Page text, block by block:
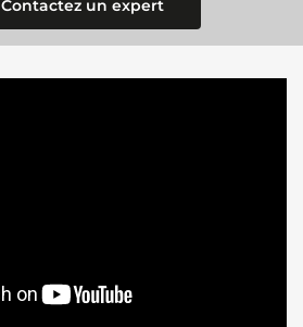
Contactez un expert